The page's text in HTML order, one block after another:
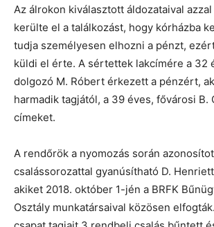
Az álrokon kiválasztott áldozataival
kerülte el a találkozást, hogy kórházba
tudja személyesen elhozni a pénzt,
küldi el érte. A sértettek lakcímére a 32
dolgozó M. Róbert érkezett a pénzért,
harmadik tagjától, a 39 éves, fővárosi B.
címeket.
A rendőrök a nyomozás során
csalássorozattal gyanúsítható D.
akiket 2018. október 1-jén a BRFK
Osztály munkatársaival közösen